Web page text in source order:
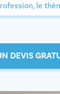
le
DEVIS